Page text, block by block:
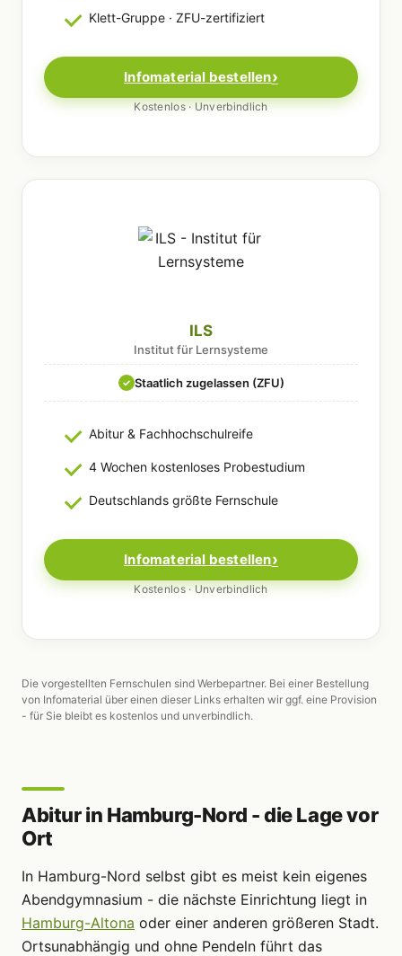
Klett-Gruppe · ZFU-zertifiziert
Infomaterial bestellen
Kostenlos · Unverbindlich
ILS
Institut für Lernsysteme
✓ Staatlich zugelassen (ZFU)
Abitur & Fachhochschulreife
4 Wochen kostenloses Probestudium
Deutschlands größte Fernschule
Infomaterial bestellen
Kostenlos · Unverbindlich
Die vorgestellten Fernschulen sind Werbepartner. Bei einer Bestellung
von Infomaterial über einen dieser Links erhalten wir ggf. eine Provision
- für Sie bleibt es kostenlos und unverbindlich.
Abitur in Hamburg-Nord - die Lage vor
Ort
In Hamburg-Nord selbst gibt es meist kein eigenes
Abendgymnasium - die nächste Einrichtung liegt in
Hamburg-Altona oder einer anderen größeren Stadt.
Ortsunabhängig und ohne Pendeln führt das